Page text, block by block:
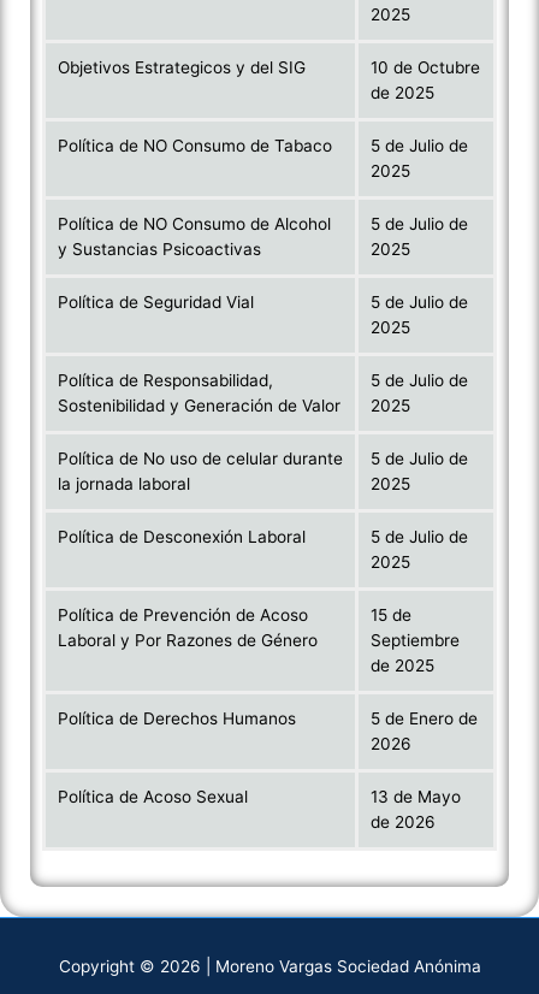
2025
Objetivos Estrategicos y del SIG
10 de Octubre
de 2025
Política de NO Consumo de Tabaco
5 de Julio de
2025
Política de NO Consumo de Alcohol
y Sustancias Psicoactivas
5 de Julio de
2025
Política de Seguridad Vial
5 de Julio de
2025
Política de Responsabilidad,
Sostenibilidad y Generación de Valor
5 de Julio de
2025
Política de No uso de celular durante
la jornada laboral
5 de Julio de
2025
Política de Desconexión Laboral
5 de Julio de
2025
Política de Prevención de Acoso
Laboral y Por Razones de Género
15 de
Septiembre
de 2025
Política de Derechos Humanos
5 de Enero de
2026
Política de Acoso Sexual
13 de Mayo
de 2026
Copyright © 2026 | Moreno Vargas Sociedad Anónima